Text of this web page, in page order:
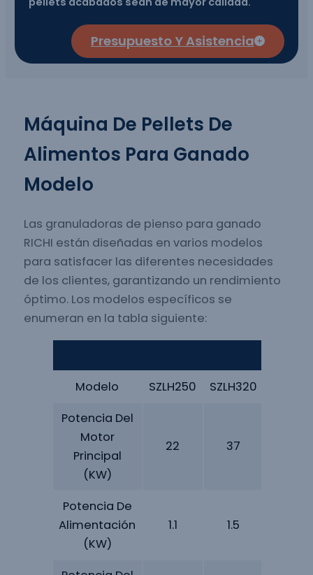
Presupuesto Y Asistencia
Máquina De Pellets De
Alimentos Para Ganado
Modelo
Las granuladoras de pienso para ganado
RICHI están diseñadas en varios modelos
para satisfacer las diferentes necesidades
de los clientes, garantizando un rendimiento
óptimo. Los modelos específicos se
enumeran en la tabla siguiente:
Modelo
SZLH250 SZLH320
Potencia Del
Motor
Principal
(kW)
22 37
Potencia De
Alimentación
(kW)
1.1 1.5